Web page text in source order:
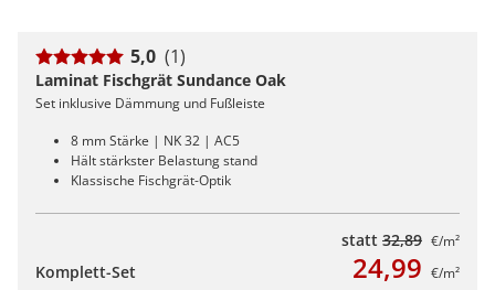
5,0 (1)
Laminat Fischgrät Sundance Oak
Set inklusive Dämmung und Fußleiste
8 mm Stärke | NK 32 | AC5
Hält stärkster Belastung stand
Klassische Fischgrät-Optik
statt 32,89 €/m²
Komplett-Set 24,99 €/m²